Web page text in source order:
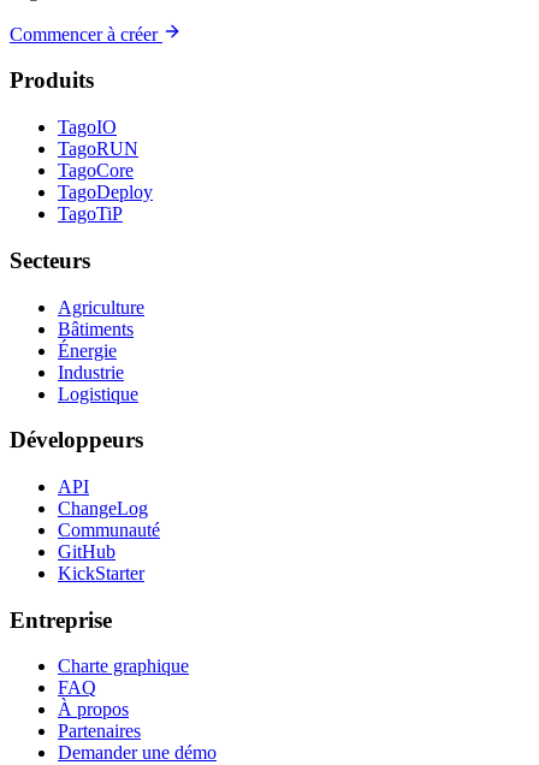
Commencer à créer
Produits
TagoIO
TagoRUN
TagoCore
TagoDeploy
TagoTiP
Secteurs
Agriculture
Bâtiments
Énergie
Industrie
Logistique
Développeurs
API
ChangeLog
Communauté
GitHub
KickStarter
Entreprise
Charte graphique
FAQ
À propos
Partenaires
Demander une démo